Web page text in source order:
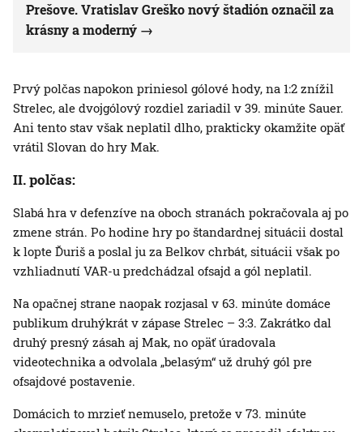
Prešove. Vratislav Greško nový štadión označil za
krásny a moderný
Prvý polčas napokon priniesol gólové hody, na 1:2 znížil
Strelec, ale dvojgólový rozdiel zariadil v 39. minúte Sauer.
Ani tento stav však neplatil dlho, prakticky okamžite opäť
vrátil Slovan do hry Mak.
II. polčas:
Slabá hra v defenzíve na oboch stranách pokračovala aj po
zmene strán. Po hodine hry po štandardnej situácii dostal
k lopte Ďuriš a poslal ju za Belkov chrbát, situácii však po
vzhliadnutí VAR-u predchádzal ofsajd a gól neplatil.
Na opačnej strane naopak rozjasal v 63. minúte domáce
publikum druhýkrát v zápase Strelec – 3:3. Zakrátko dal
druhý presný zásah aj Mak, no opäť úradovala
videotechnika a odvolala „belasým“ už druhý gól pre
ofsajdové postavenie.
Domácich to mrzieť nemuselo, pretože v 73. minúte